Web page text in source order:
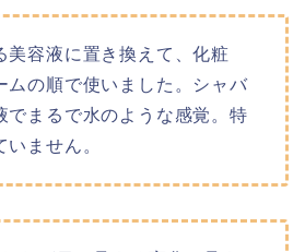
美容液に置き換えて、化粧
ムの順で使いました。シャバ
でまるで水のような感覚。特
ません。